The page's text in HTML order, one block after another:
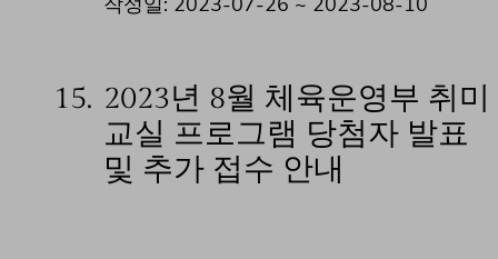
15. 2023년 8월 체육운영부 취미
교실 프로그램 당첨자 발표
및 추가 접수 안내